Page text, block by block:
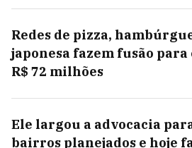
Redes de pizza,
japonesa fazem fusão
R$ 72 milhões
Ele largou a advocacia
bairros planejados e hoje